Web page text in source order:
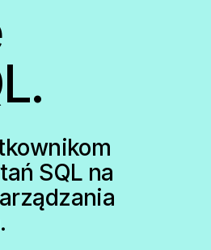
SQL na